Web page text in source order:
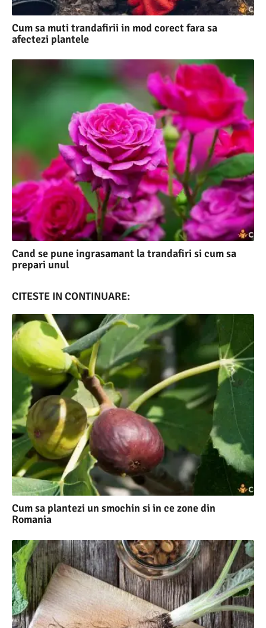
Cum sa muti trandafirii in mod corect fara sa
afectezi plantele
Cand se pune ingrasamant la trandafiri si cum sa
prepari unul
CITESTE IN CONTINUARE:
Cum sa plantezi un smochin si in ce zone din
Romania